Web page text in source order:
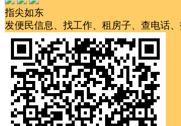
指尖如东
发便民信息、找工作、租房子、查电话、